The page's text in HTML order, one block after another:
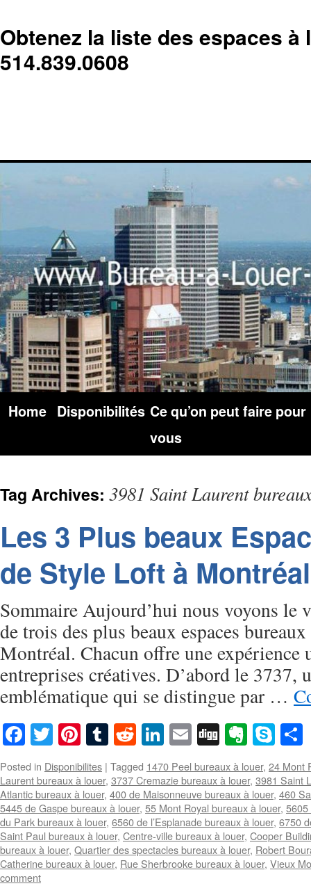
Obtenez la liste des espaces à
514.839.0608
Home Disponibilités Ce qu’on peut faire pour
vous
Tag Archives: 3981 Saint Laurent
Les 3 Plus beaux
de Style Loft à Montréal
Sommaire Aujourd’hui nous voyons le
de trois des plus beaux espaces
Montréal. Chacun offre une expérience
entreprises créatives. D’abord le 3737,
emblématique qui se distingue par …
Facebook
TwitterPinterest
Tumblr
RedditLinkedIn
EmailDigg
Posted in Disponibilites | Tagged 1470 Peel bureaux à louer, 24 Mont
Laurent bureaux à louer, 3737 Cremazie bureaux à louer, 3981 Saint
Atlantic bureaux à louer, 400 de Maisonneuve bureaux à louer, 460
5445 de Gaspe bureaux à louer, 55 Mont Royal bureaux à louer, 5605
du Park bureaux à louer, 6560 de l’Esplanade bureaux à louer, 6750
Saint Paul bureaux à louer, Centre-ville bureaux à louer, Cooper
bureaux à louer, Quartier des spectacles bureaux à louer, Robert
Catherine bureaux à louer, Rue Sherbrooke bureaux à louer, Vieux
comment